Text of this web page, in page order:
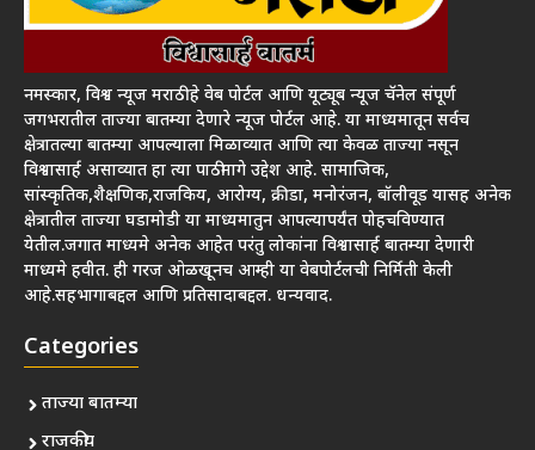
नमस्कार, विश्व न्यूज मराठी हे वेब पोर्टल आणि यूट्यूब न्यूज चॅनेल संपूर्ण
जगभरातील ताज्या बातम्या देणारे न्यूज पोर्टल आहे. या माध्यमातून सर्वच
क्षेत्रातल्या बातम्या आपल्याला मिळाव्यात आणि त्या केवळ ताज्या नसून
विश्वासार्ह असाव्यात हा त्या पाठीमागे उद्देश आहे. सामाजिक,
सांस्कृतिक,शैक्षणिक,राजकिय, आरोग्य, क्रीडा, मनोरंजन, बॉलीवूड यासह अनेक
क्षेत्रातील ताज्या घडामोडी या माध्यमातुन आपल्यापर्यंत पोहचविण्यात
येतील.जगात माध्यमे अनेक आहेत परंतु लोकांना विश्वासार्ह बातम्या देणारी
माध्यमे हवीत. ही गरज ओळखूनच आम्ही या वेबपोर्टलची निर्मिती केली
आहे.सहभागाबद्दल आणि प्रतिसादाबद्दल. धन्यवाद.
Categories
ताज्या बातम्या
राजकीय